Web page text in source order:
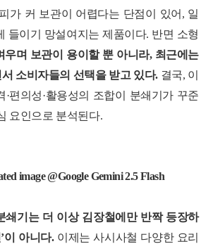
가 커 보관이 어렵다는 단점이 있어, 일
들이기 망설여지는 제품이다. 반면 소형
우며 보관이 용이할 뿐 아니라, 최근에는
소비자들의 선택을 받고 있다. 결국, 이
·편의성·활용성의 조합이 분쇄기가 꾸준
요인으로 분석된다.
image @Google Gemini 2.5 Flash
쇄기는 더 이상 김장철에만 반짝 등장하
이 아니다.이제는 사시사철 다양한 요리